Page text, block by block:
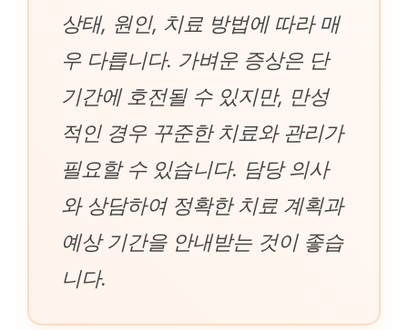
상태, 원인, 치료 방법에 따라 매
우 다릅니다. 가벼운 증상은 단
기간에 호전될 수 있지만, 만성
적인 경우 꾸준한 치료와 관리가
필요할 수 있습니다. 담당 의사
와 상담하여 정확한 치료 계획과
예상 기간을 안내받는 것이 좋습
니다.